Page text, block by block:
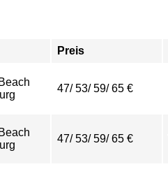
Preis
47/ 53/ 59/ 65 €
47/ 53/ 59/ 65 €